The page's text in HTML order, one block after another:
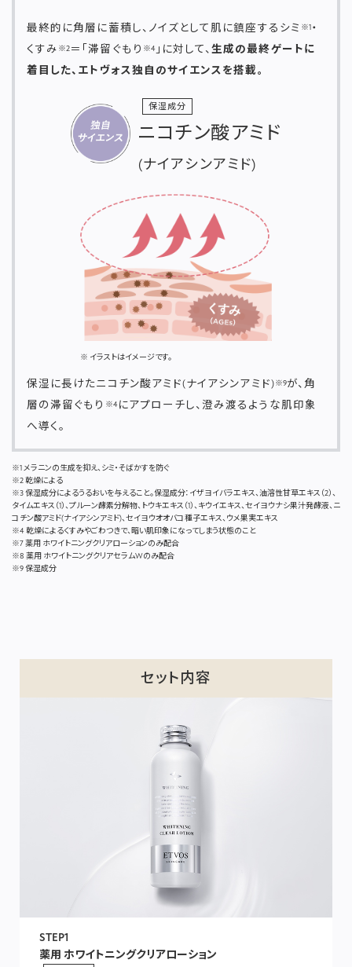
最終的に角層に蓄積し、ノイズとして肌に鎮座するシミ ※1・
くすみ ※2＝「滞留ぐもり ※4」に対して、生成の最終ゲートに
着目した、エトヴォス独自のサイエンスを搭載。
保湿成分
ニコチン酸アミド
(ナイアシンアミド)
※ イラストはイメージです。
保湿に長けたニコチン酸アミド(ナイアシンアミド)※9が、角
層の滞留ぐもり ※4にアプローチし、澄み渡るような肌印象
へ導く。
※1 メラニンの生成を抑え、シミ・そばかすを防ぐ
※2 乾燥による
※3 保湿成分によるうるおいを与えること。保湿成分：イザヨイバラエキス、油溶性甘草エキス（2）、
タイムエキス（1）、プルーン酵素分解物、トウキエキス（1）、キウイエキス、セイヨウナシ果汁発酵液、ニ
コチン酸アミド(ナイアシンアミド)、セイヨウオオバコ種子エキス、ウメ果実エキス
※4 乾燥によるくすみやごわつきで、暗い肌印象になってしまう状態のこと
※7 薬用 ホワイトニングクリアローションのみ配合
※8 薬用 ホワイトニングクリアセラムWのみ配合
※9 保湿成分
セット内容
STEP1
薬用 ホワイトニングクリアローション